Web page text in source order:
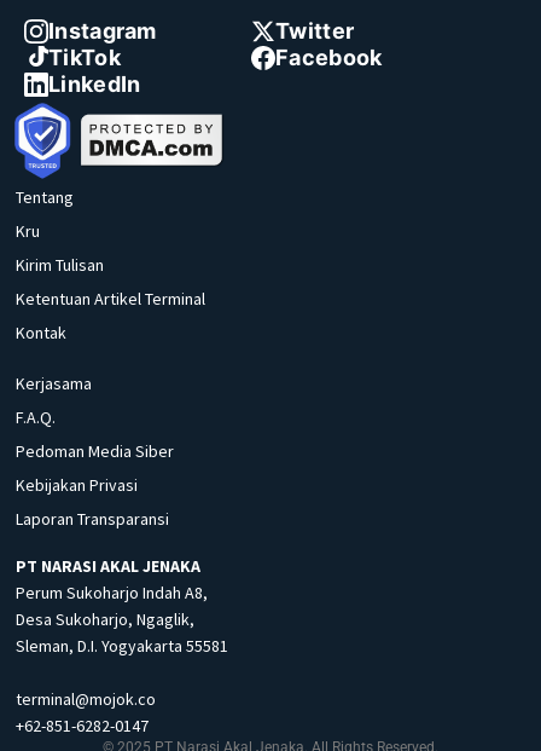
Instagram
Twitter
TikTok
Facebook
LinkedIn
Tentang
Kru
Kirim Tulisan
Ketentuan Artikel Terminal
Kontak
Kerjasama
F.A.Q.
Pedoman Media Siber
Kebijakan Privasi
Laporan Transparansi
PT NARASI AKAL JENAKA
Perum Sukoharjo Indah A8,
Desa Sukoharjo, Ngaglik,
Sleman, D.I. Yogyakarta 55581
terminal@mojok.co
+62-851-6282-0147
© 2025 PT Narasi Akal Jenaka. All Rights Reserved.